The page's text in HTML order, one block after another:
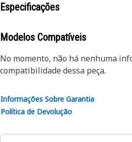
Especificações
Modelos Compatíveis
No momento, não há nenhuma
compatibilidade dessa peça.
Informações Sobre Garantia
Política de Devolução